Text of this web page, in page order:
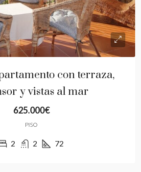
con terraza,
y vistas al mar
625.000€
PISO
2 2 72